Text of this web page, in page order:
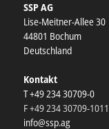
SSP AG
Lise-Meitner-Allee 30
44801 Bochum
Deutschland
Kontakt
T +49 234 30709-0
F +49 234 30709-1011
info@ssp.ag